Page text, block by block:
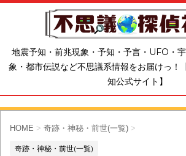
地震予知・前兆現象・予知・予言・UFO・
象・都市伝説など不思議系情報をお届けっ！
知公式サイト】
HOME > 奇跡・神秘・前世(一覧) >
奇跡・神秘・前世(一覧)